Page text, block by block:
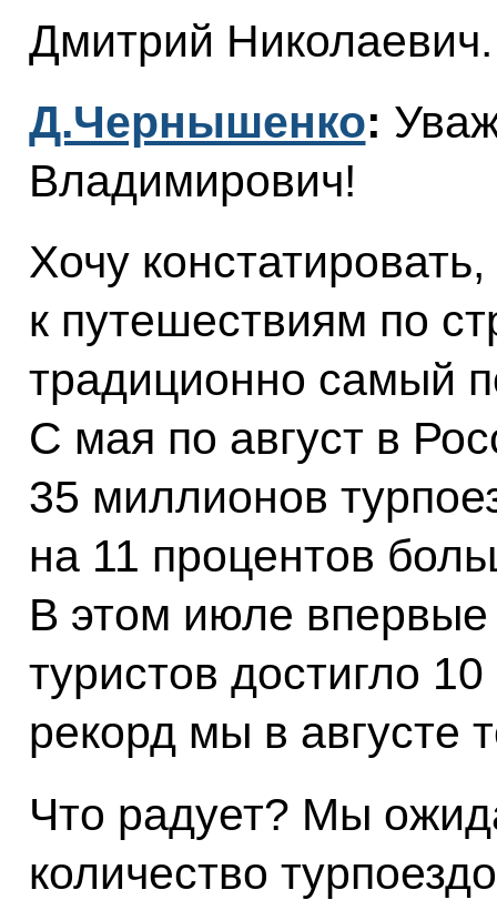
Дмитрий Николаевич.
Д.Чернышенко:
Владимирович!
Хочу
к путешествиям по
традиционно самый
С мая по август в
35 миллионов
на 11 процентов
В этом июле
туристов достигло
рекорд мы в августе
Что радует? Мы
количество